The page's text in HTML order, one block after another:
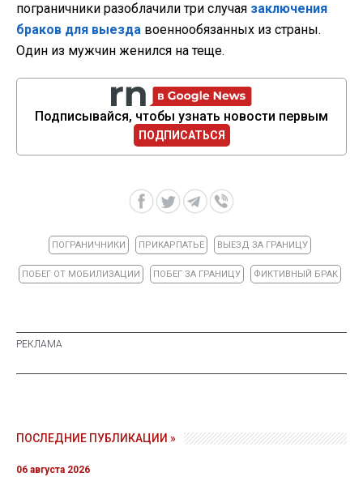
пограничники разоблачили три случая заключения
браков для выезда военнообязанных из страны.
Один из мужчин женился на теще.
Подписывайся, чтобы узнать новости первым
ПОДПИСАТЬСЯ
ПОГРАНИЧНИКИ ПРИКАРПАТЬЕ ВЫЕЗД ЗА ГРАНИЦУ
ПОБЕГ ОТ МОБИЛИЗАЦИИ ПОБЕГ ЗА ГРАНИЦУ ФИКТИВНЫЙ БРАК
ПОСЛЕДНИЕ ПУБЛИКАЦИИ »
06 августа 2026